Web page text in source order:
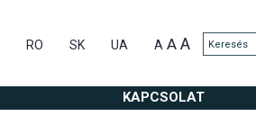
RO SK UA A A A
KAPCSOLAT